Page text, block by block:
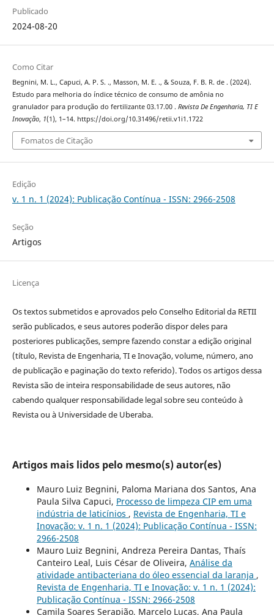
Publicado
2024-08-20
Como Citar
Begnini, M. L., Capuci, A. P. S. ., Masson, M. E. ., & Souza, F. B. R. de . (2024).
Estudo para melhoria do índice técnico de consumo de amônia no
granulador para produção do fertilizante 03.17.00 . Revista De Engenharia, TI E
Inovação, 1(1), 1–14. https://doi.org/10.31496/retii.v1i1.1722
Fomatos de Citação
Edição
v. 1 n. 1 (2024): Publicação Contínua - ISSN: 2966-2508
Seção
Artigos
Licença
Os textos submetidos e aprovados pelo Conselho Editorial da RETII
serão publicados, e seus autores poderão dispor deles para
posteriores publicações, sempre fazendo constar a edição original
(título, Revista de Engenharia, TI e Inovação, volume, número, ano
de publicação e paginação do texto referido). Todos os artigos dessa
Revista são de inteira responsabilidade de seus autores, não
cabendo qualquer responsabilidade legal sobre seu conteúdo à
Revista ou à Universidade de Uberaba.
Artigos mais lidos pelo mesmo(s) autor(es)
Mauro Luiz Begnini, Paloma Mariana dos Santos, Ana
Paula Silva Capuci, Processo de limpeza CIP em uma
indústria de laticínios , Revista de Engenharia, TI e
Inovação: v. 1 n. 1 (2024): Publicação Contínua - ISSN:
2966-2508
Mauro Luiz Begnini, Andreza Pereira Dantas, Thaís
Canteiro Leal, Luis César de Oliveira, Análise da
atividade antibacteriana do óleo essencial da laranja ,
Revista de Engenharia, TI e Inovação: v. 1 n. 1 (2024):
Publicação Contínua - ISSN: 2966-2508
Camila Soares Serapião, Marcelo Lucas, Ana Paula